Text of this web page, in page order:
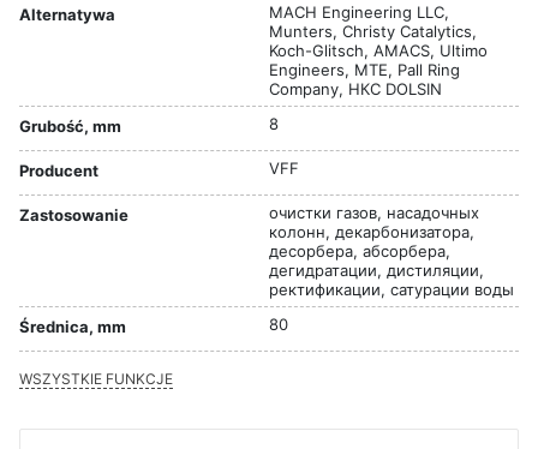
Alternatywa
MACH Engineering LLC,
Munters, Christy Catalytics,
Koch-Glitsch, AMACS, Ultimo
Engineers, MTE, Pall Ring
Company, НКС DOLSIN
Grubość, mm
8
Producent VFF
Zastosowanie
очистки газов, насадочных
колонн, декарбонизатора,
десорбера, абсорбера,
дегидратации, дистиляции,
ректификации, сатурации воды
Średnica, mm
80
WSZYSTKIE FUNKCJE